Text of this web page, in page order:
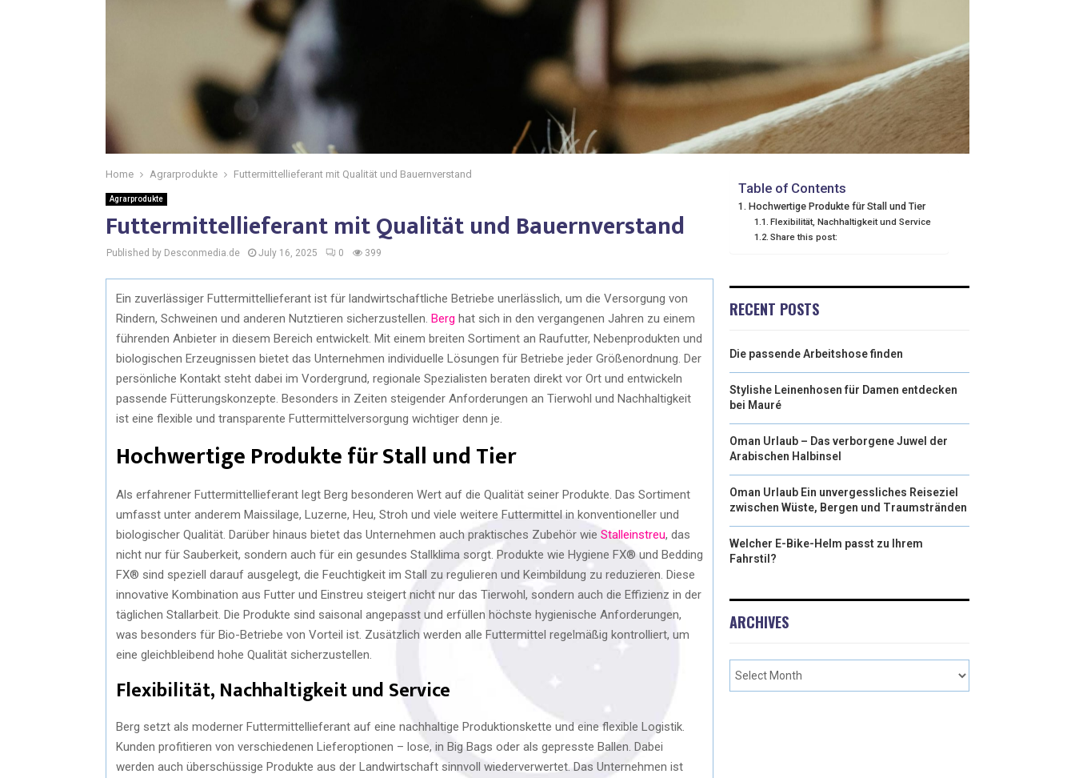
Home Agrarprodukte Futtermittellieferant mit Qualität und Bauernverstand
Agrarprodukte
Futtermittellieferant mit Qualität und Bauernverstand
Published by Desconmedia.de July 16, 2025 0 399
Ein zuverlässiger Futtermittellieferant ist für landwirtschaftliche Betriebe unerlässlich, um die Versorgung von
Rindern, Schweinen und anderen Nutztieren sicherzustellen. Berg hat sich in den vergangenen Jahren zu einem
führenden Anbieter in diesem Bereich entwickelt. Mit einem breiten Sortiment an Raufutter, Nebenprodukten und
biologischen Erzeugnissen bietet das Unternehmen individuelle Lösungen für Betriebe jeder Größenordnung. Der
persönliche Kontakt steht dabei im Vordergrund, regionale Spezialisten beraten direkt vor Ort und entwickeln
passende Fütterungskonzepte. Besonders in Zeiten steigender Anforderungen an Tierwohl und Nachhaltigkeit
ist eine flexible und transparente Futtermittelversorgung wichtiger denn je.
Hochwertige Produkte für Stall und Tier
Als erfahrener Futtermittellieferant legt Berg besonderen Wert auf die Qualität seiner Produkte. Das Sortiment
umfasst unter anderem Maissilage, Luzerne, Heu, Stroh und viele weitere Futtermittel in konventioneller und
biologischer Qualität. Darüber hinaus bietet das Unternehmen auch praktisches Zubehör wie Stalleinstreu, das
nicht nur für Sauberkeit, sondern auch für ein gesundes Stallklima sorgt. Produkte wie Hygiene FX® und Bedding
FX® sind speziell darauf ausgelegt, die Feuchtigkeit im Stall zu regulieren und Keimbildung zu reduzieren. Diese
innovative Kombination aus Futter und Einstreu steigert nicht nur das Tierwohl, sondern auch die Effizienz in der
täglichen Stallarbeit. Die Produkte sind saisonal angepasst und erfüllen höchste hygienische Anforderungen,
was besonders für Bio-Betriebe von Vorteil ist. Zusätzlich werden alle Futtermittel regelmäßig kontrolliert, um
eine gleichbleibend hohe Qualität sicherzustellen.
Flexibilität, Nachhaltigkeit und Service
Berg setzt als moderner Futtermittellieferant auf eine nachhaltige Produktionskette und eine flexible Logistik.
Kunden profitieren von verschiedenen Lieferoptionen – lose, in Big Bags oder als gepresste Ballen. Dabei
werden auch überschüssige Produkte aus der Landwirtschaft sinnvoll wiederverwertet. Das Unternehmen ist
Table of Contents
Hochwertige Produkte für Stall und Tier
Flexibilität, Nachhaltigkeit und Service
Share this post:
RECENT POSTS
Die passende Arbeitshose finden
Stylishe Leinenhosen für Damen entdecken
bei Mauré
Oman Urlaub – Das verborgene Juwel der
Arabischen Halbinsel
Oman Urlaub Ein unvergessliches Reiseziel
zwischen Wüste, Bergen und Traumstränden
Welcher E-Bike-Helm passt zu Ihrem
Fahrstil?
ARCHIVES